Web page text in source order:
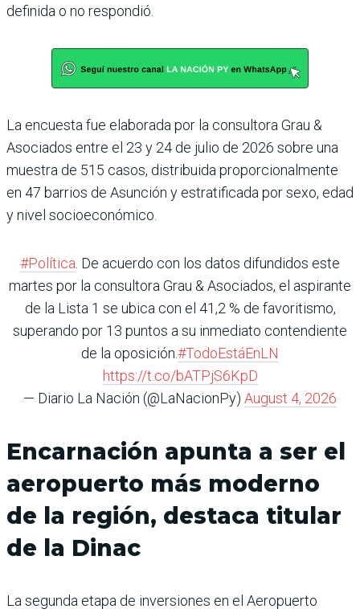
definida o no respondió.
La encuesta fue elaborada por la consultora Grau &
Asociados entre el 23 y 24 de julio de 2026 sobre una
muestra de 515 casos, distribuida proporcionalmente
en 47 barrios de Asunción y estratificada por sexo, edad
y nivel socioeconómico.
#Política . De acuerdo con los datos difundidos este
martes por la consultora Grau & Asociados, el aspirante
de la Lista 1 se ubica con el 41,2 % de favoritismo,
superando por 13 puntos a su inmediato contendiente
de la oposición.#TodoEstáEnLN
https://t.co/bATPjS6KpD
— Diario La Nación (@LaNacionPy) August 4, 2026
Encarnación apunta a ser el
aeropuerto más moderno
de la región, destaca titular
de la Dinac
La segunda etapa de inversiones en el Aeropuerto